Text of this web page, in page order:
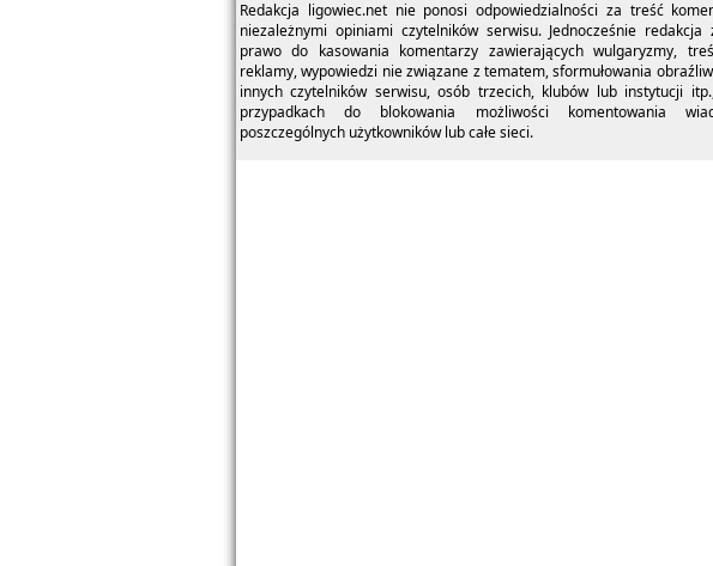
Redakcja ligowiec.net nie ponosi odpowiedzialności za treść
niezależnymi opiniami czytelników serwisu. Jednocześnie redakcja
prawo do kasowania komentarzy zawierających wulgaryzmy,
reklamy, wypowiedzi nie związane z tematem, sformułowania
innych czytelników serwisu, osób trzecich, klubów lub instytucji
przypadkach do blokowania możliwości komentowania
poszczególnych użytkowników lub całe sieci.